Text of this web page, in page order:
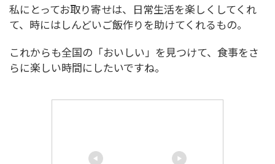
私にとってお取り寄せは、日常生活を楽しくしてくれ
て、時にはしんどいご飯作りを助けてくれるもの。
これからも全国の「おいしい」を見つけて、食事をさ
らに楽しい時間にしたいですね。